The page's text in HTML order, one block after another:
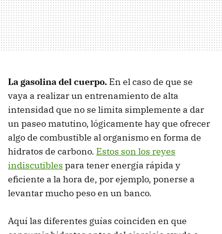
La gasolina del cuerpo. En el caso de que se
vaya a realizar un entrenamiento de alta
intensidad que no se limita simplemente a dar
un paseo matutino, lógicamente hay que ofrecer
algo de combustible al organismo en forma de
hidratos de carbono. Estos son los reyes
indiscutibles para tener energía rápida y
eficiente a la hora de, por ejemplo, ponerse a
levantar mucho peso en un banco.
Aquí las diferentes guías coinciden en que